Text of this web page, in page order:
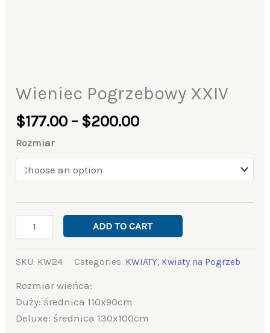
Wieniec Pogrzebowy XXIV
$177.00 – $200.00
Rozmiar
ADD TO CART
SKU: KW24 Categories: KWIATY, Kwiaty na Pogrzeb
Rozmiar wieńca:
Duży: średnica 110x90cm
Deluxe: średnica 130x100cm